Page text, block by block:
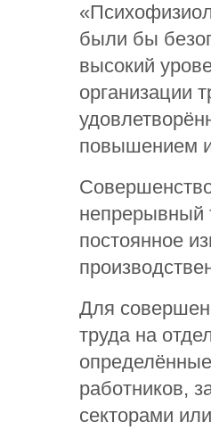
были бы
высокий
организации
повышением
непрерывный
постоянное
Для
труда на
работников,
секторами